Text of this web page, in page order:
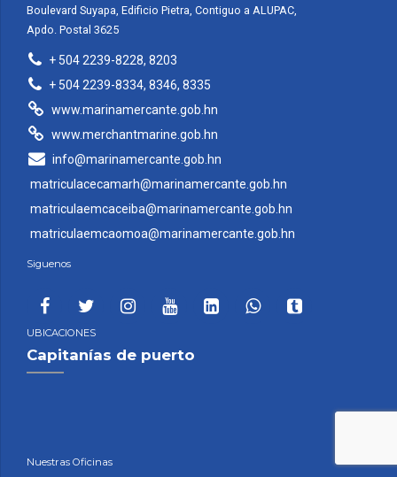
Boulevard Suyapa, Edificio Pietra, Contiguo a ALUPAC,
Apdo. Postal 3625
+ 504 2239-8228, 8203
+ 504 2239-8334, 8346, 8335
www.marinamercante.gob.hn
www.merchantmarine.gob.hn
info@marinamercante.gob.hn
matriculacecamarh@marinamercante.gob.hn
matriculaemcaceiba@marinamercante.gob.hn
matriculaemcaomoa@marinamercante.gob.hn
Siguenos
UBICACIONES
Capitanías de puerto
Nuestras Oficinas